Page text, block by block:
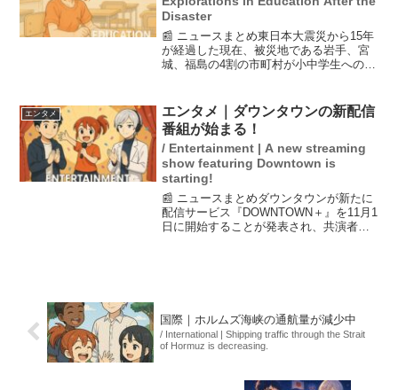
Disaster
📰 ニュースまとめ東日本大震災から15年
が経過した現在、被災地である岩手、宮
城、福島の4割の市町村が小中学生への防
生まれた世代に対する教育プログラムの
充実や教員の研修が...
エンタメ
エンタメ｜ダウンタウンの新配信
番組が始まる！
/ Entertainment | A new streaming
show featuring Downtown is
starting!
📰 ニュースまとめダウンタウンが新たに
配信サービス『DOWNTOWN＋』を11月1
日に開始することが発表され、共演者と
国際｜ホルムズ海峡の通航量が減少中
/ International | Shipping traffic through the Strait
of Hormuz is decreasing.